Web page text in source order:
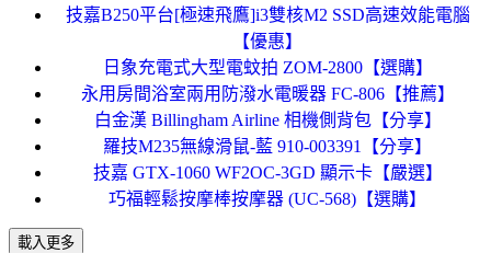
技嘉B250平台[極速飛鷹]i3雙核M2 SSD高速效能電腦
【優惠】
日象充電式大型電蚊拍 ZOM-2800【選購】
永用房間浴室兩用防潑水電暖器 FC-806【推薦】
白金漢 Billingham Airline 相機側背包【分享】
羅技M235無線滑鼠-藍 910-003391【分享】
技嘉 GTX-1060 WF2OC-3GD 顯示卡【嚴選】
巧福輕鬆按摩棒按摩器 (UC-568)【選購】
載入更多